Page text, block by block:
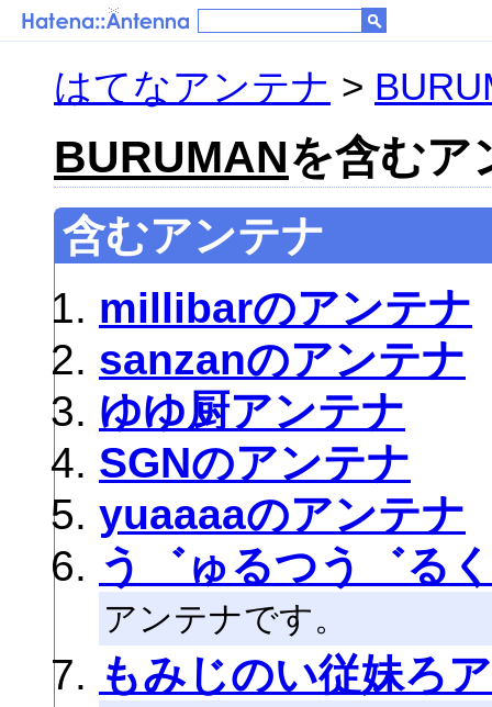
はてなアンテナ >
BURUMANを含む
含むアンテナ
millibarのアンテナ
sanzanのアンテナ
ゆゆ厨アンテナ
SGNのアンテナ
yuaaaaのアンテナ
う゛ゅるつう゛る
アンテナです。
もみじのい従妹ろ